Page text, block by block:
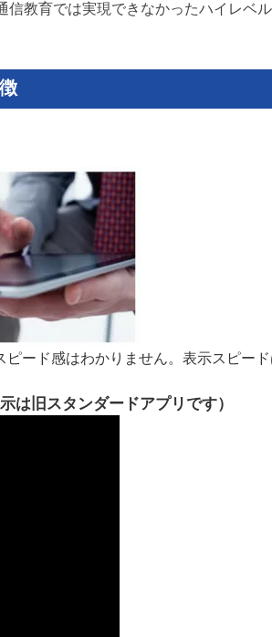
信教育では実現できなかったハイレベ
ード感はわかりません。表示スピー
は旧スタンダードアプリです）